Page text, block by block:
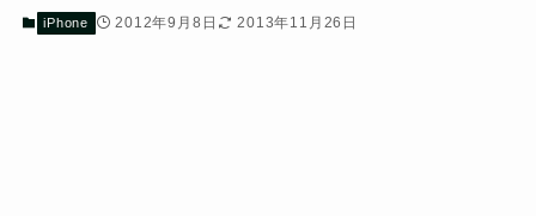
iPhone 2012年9月8日 2013年11月26日